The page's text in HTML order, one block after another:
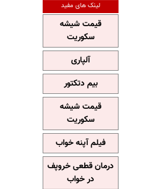
لینک های مفید
قیمت شیشه
سکوریت
آلپاری
بیم دتکتور
قیمت شیشه
سکوریت
فیلم آپنه خواب
درمان قطعی خروپف
در خواب